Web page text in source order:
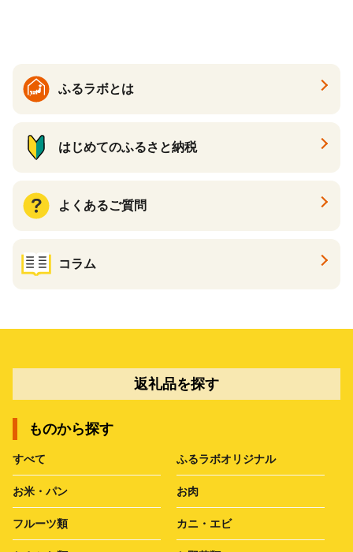
ふるラボとは
はじめてのふるさと納税
よくあるご質問
コラム
返礼品を探す
ものから探す
すべて ふるラボオリジナル
お米・パン お肉
フルーツ類 カニ・エビ